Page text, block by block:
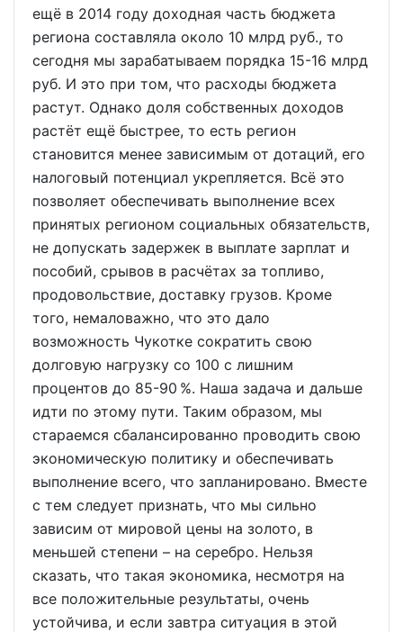
ещё в 2014 году доходная часть бюджета
региона составляла около 10 млрд руб., то
сегодня мы зарабатываем порядка 15-16 млрд
руб. И это при том, что расходы бюджета
растут. Однако доля собственных доходов
растёт ещё быстрее, то есть регион
становится менее зависимым от дотаций, его
налоговый потенциал укрепляется. Всё это
позволяет обеспечивать выполнение всех
принятых регионом социальных обязательств,
не допускать задержек в выплате зарплат и
пособий, срывов в расчётах за топливо,
продовольствие, доставку грузов. Кроме
того, немаловажно, что это дало
возможность Чукотке сократить свою
долговую нагрузку со 100 с лишним
процентов до 85-90 %. Наша задача и дальше
идти по этому пути. Таким образом, мы
стараемся сбалансированно проводить свою
экономическую политику и обеспечивать
выполнение всего, что запланировано. Вместе
с тем следует признать, что мы сильно
зависим от мировой цены на золото, в
меньшей степени – на серебро. Нельзя
сказать, что такая экономика, несмотря на
все положительные результаты, очень
устойчива, и если завтра ситуация в этой